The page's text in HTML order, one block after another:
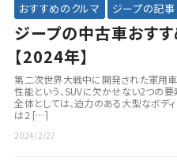
おすすめのクルマ ジープの記事
ジープの中古車おす
【2024年】
第二次世界大戦中に開発された軍用
性能という、SUVに欠かせない2つの要
全体としては、迫力のある大型なボデ
は2 […]
2024/2/27